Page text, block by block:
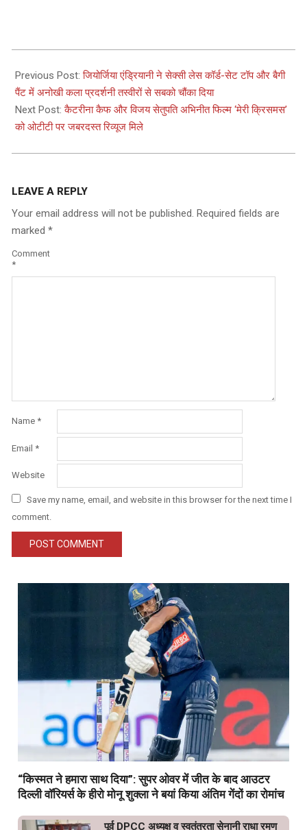
03-
11
Previous Post:जियोर्जिया एंड्रियानी ने सेक्सी लेस कॉर्ड-सेट टॉप और बैगी
पैंट में अनोखी कला प्रदर्शनी तस्वीरों से सबको चौंका दिया
Next Post:कैटरीना कैफ और विजय सेतुपति अभिनीत फिल्म ‘मेरी क्रिसमस’
को ओटीटी पर जबरदस्त रिव्यूज मिले
LEAVE A REPLY
Your email address will not be published. Required fields are
marked *
Comment
*
Name *
Email *
Website
Save my name, email, and website in this browser for the next time I
comment.
“किस्मत ने हमारा साथ दिया”: सुपर ओवर में जीत के बाद आउटर
दिल्ली वॉरियर्स के हीरो मोनू शुक्ला ने बयां किया अंतिम गेंदों का रोमांच
पूर्व DPCC अध्यक्ष व स्वतंत्रता सेनानी राधा रमण